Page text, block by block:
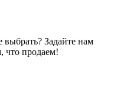
Задайте нам
что продаем!